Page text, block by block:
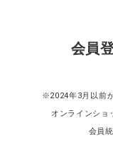
会員
※2024年3月以前
オンラインショ
会員